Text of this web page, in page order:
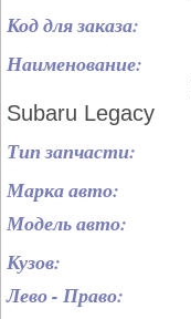
Код для заказа:
Наименование:
Subaru Legacy
Тип запчасти:
Марка авто:
Модель авто:
Кузов:
Лево - Право: